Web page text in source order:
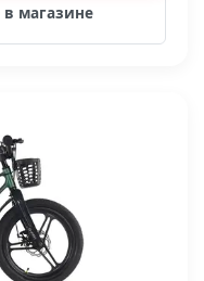
магазине